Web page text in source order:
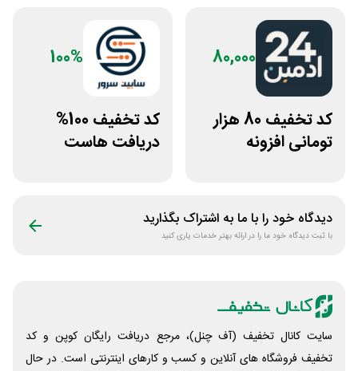
80,000
کد تخفیف 80 هزار
تومانی افزونه
100%
کد تخفیف 100%
دریافت هاست
دیدگاه خود را با ما به اشتراک بگذارید
با ثبت دیدگاه خود ما را در ارائه بهتر خدمات یاری کنید
سایت کانال تخفیف (آف چنل)، مرجع دریافت رایگان کوپن و کد
تخفیف فروشگاه های آنلاین و کسب و‌ کارهای اینترنتی است. در حال